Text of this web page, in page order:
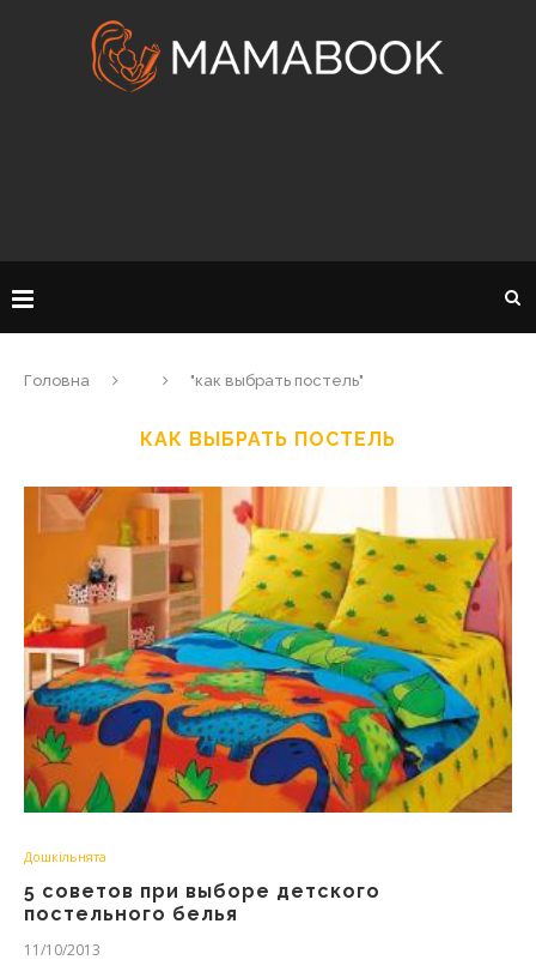
Головна "как выбрать постель"
КАК ВЫБРАТЬ ПОСТЕЛЬ
Дошкільнята
5 советов при выборе детского
постельного белья
11/10/2013